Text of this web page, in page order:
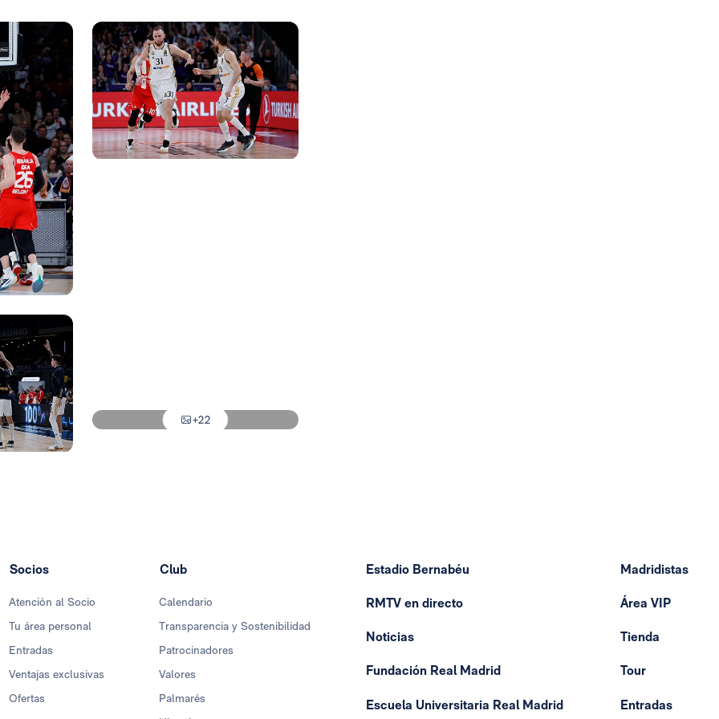
+22
Socios
Atención al Socio
Tu área personal
Entradas
Ventajas exclusivas
Ofertas
Club
Calendario
Transparencia y Sostenibilidad
Patrocinadores
Valores
Palmarés
Estadio Bernabéu
RMTV en directo
Noticias
Fundación Real Madrid
Escuela Universitaria Real Madrid
Madridistas
Área VIP
Tienda
Tour
Entradas